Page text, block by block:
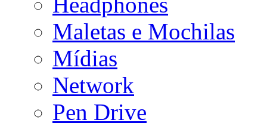
Maletas e Mochilas
Mídias
Network
Pen Drive